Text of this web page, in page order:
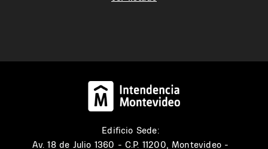
Edificio Sede:
Av. 18 de Julio 1360 - C.P. 11200, Montevideo -